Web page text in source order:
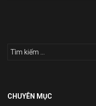
CHUYÊN MỤC